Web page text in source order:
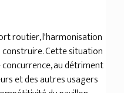
routier, l'harmonisation
Cette situation
au détriment
et des autres usagers